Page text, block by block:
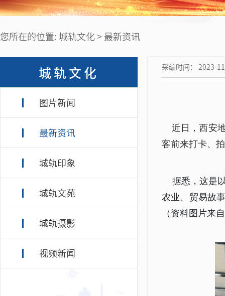
您所在的位置: 城轨文化 > 最新资讯
城轨文化
图片新闻
最新资讯
城轨印象
城轨文苑
城轨摄影
视频新闻
采编时间： 2023-
近日，西安地
客前来打卡、
据悉，这是以
农业、贸易故
（资料图片来